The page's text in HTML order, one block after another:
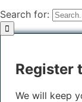
Search for:
Register
We will keep